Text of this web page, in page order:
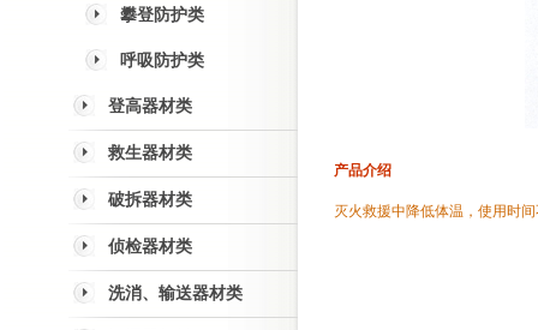
攀登防护类
呼吸防护类
登高器材类
救生器材类
破拆器材类
侦检器材类
洗消、输送器材类
产品介绍
灭火救援中降低体温，使用时